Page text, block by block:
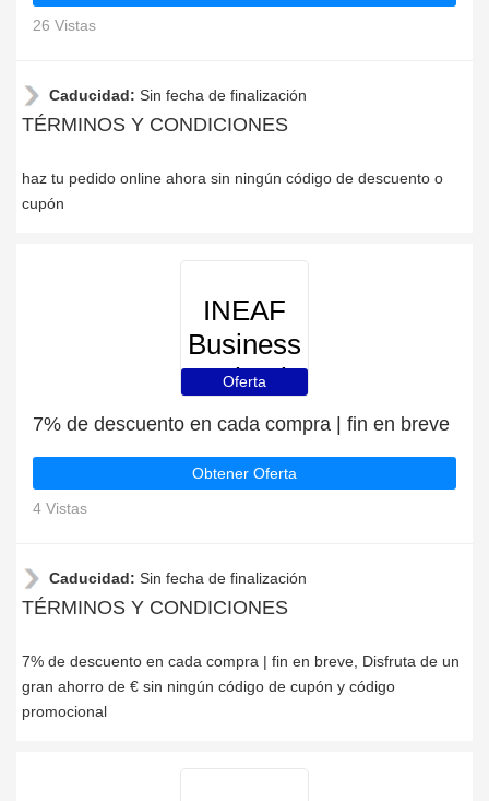
26 Vistas
Caducidad: Sin fecha de finalización
TÉRMINOS Y CONDICIONES
haz tu pedido online ahora sin ningún código de descuento o
cupón
INEAF
Business
School
Oferta
7% de descuento en cada compra | fin en breve
Obtener Oferta
4 Vistas
Caducidad: Sin fecha de finalización
TÉRMINOS Y CONDICIONES
7% de descuento en cada compra | fin en breve, Disfruta de un
gran ahorro de € sin ningún código de cupón y código
promocional